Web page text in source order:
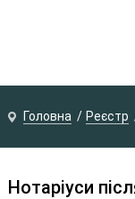
Головна Реєстр
Нотаріуси